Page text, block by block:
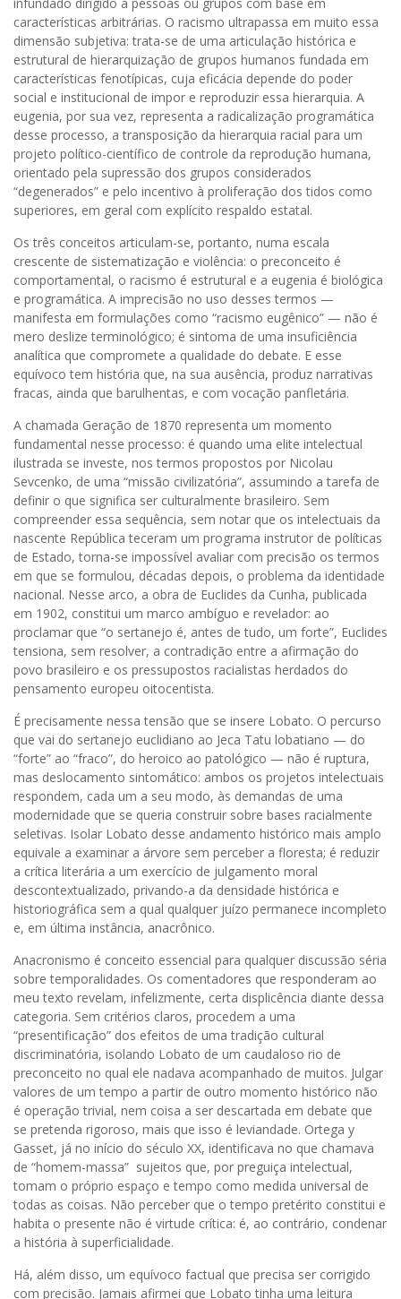
características arbitrárias. O racismo ultrapassa em muito essa
dimensão subjetiva: trata-se de uma articulação histórica e
estrutural de hierarquização de grupos humanos fundada em
características fenotípicas, cuja eficácia depende do poder
social e institucional de impor e reproduzir essa hierarquia. A
eugenia, por sua vez, representa a radicalização programática
desse processo, a transposição da hierarquia racial para um
projeto político-científico de controle da reprodução humana,
orientado pela supressão dos grupos considerados
“degenerados” e pelo incentivo à proliferação dos tidos como
superiores, em geral com explícito respaldo estatal.
Os três conceitos articulam-se, portanto, numa escala
crescente de sistematização e violência: o preconceito é
comportamental, o racismo é estrutural e a eugenia é biológica
e programática. A imprecisão no uso desses termos —
manifesta em formulações como “racismo eugênico” — não é
mero deslize terminológico; é sintoma de uma insuficiência
analítica que compromete a qualidade do debate. E esse
equívoco tem história que, na sua ausência, produz narrativas
fracas, ainda que barulhentas, e com vocação panfletária.
A chamada Geração de 1870 representa um momento
fundamental nesse processo: é quando uma elite intelectual
ilustrada se investe, nos termos propostos por Nicolau
Sevcenko, de uma “missão civilizatória”, assumindo a tarefa de
definir o que significa ser culturalmente brasileiro. Sem
compreender essa sequência, sem notar que os intelectuais da
nascente República teceram um programa instrutor de políticas
de Estado, torna-se impossível avaliar com precisão os termos
em que se formulou, décadas depois, o problema da identidade
nacional. Nesse arco, a obra de Euclides da Cunha, publicada
em 1902, constitui um marco ambíguo e revelador: ao
proclamar que “o sertanejo é, antes de tudo, um forte”, Euclides
tensiona, sem resolver, a contradição entre a afirmação do
povo brasileiro e os pressupostos racialistas herdados do
pensamento europeu oitocentista.
É precisamente nessa tensão que se insere Lobato. O percurso
que vai do sertanejo euclidiano ao Jeca Tatu lobatiano — do
“forte” ao “fraco”, do heroico ao patológico — não é ruptura,
mas deslocamento sintomático: ambos os projetos intelectuais
respondem, cada um a seu modo, às demandas de uma
modernidade que se queria construir sobre bases racialmente
seletivas. Isolar Lobato desse andamento histórico mais amplo
equivale a examinar a árvore sem perceber a floresta; é reduzir
a crítica literária a um exercício de julgamento moral
descontextualizado, privando-a da densidade histórica e
historiográfica sem a qual qualquer juízo permanece incompleto
e, em última instância, anacrônico.
Anacronismo é conceito essencial para qualquer discussão séria
sobre temporalidades. Os comentadores que responderam ao
meu texto revelam, infelizmente, certa displicência diante dessa
categoria. Sem critérios claros, procedem a uma
“presentificação” dos efeitos de uma tradição cultural
discriminatória, isolando Lobato de um caudaloso rio de
preconceito no qual ele nadava acompanhado de muitos. Julgar
valores de um tempo a partir de outro momento histórico não
é operação trivial, nem coisa a ser descartada em debate que
se pretenda rigoroso, mais que isso é leviandade. Ortega y
Gasset, já no início do século XX, identificava no que chamava
de “homem-massa” sujeitos que, por preguiça intelectual,
tomam o próprio espaço e tempo como medida universal de
todas as coisas. Não perceber que o tempo pretérito constitui e
habita o presente não é virtude crítica: é, ao contrário, condenar
a história à superficialidade.
Há, além disso, um equívoco factual que precisa ser corrigido
com precisão. Jamais afirmei que Lobato tinha uma leitura